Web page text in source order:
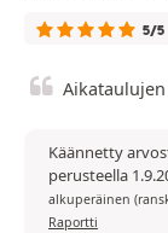
5/5
Käännetty
perusteella
alkuperäinen
Raportti